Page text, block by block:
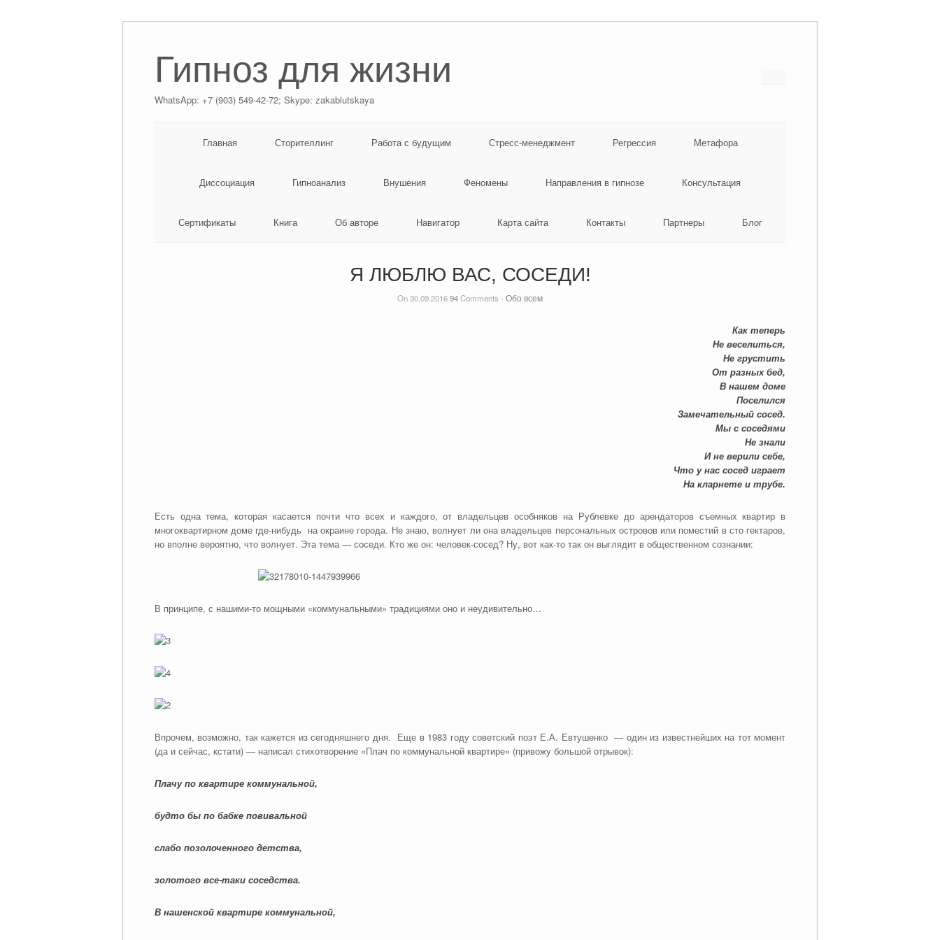
Гипноз для жизни
WhatsApp: +7 (903) 549-42-72; Skype: zakablutskaya
Главная Сторителлинг Работа с будущим Стресс-менеджмент Регрессия Метафора
Диссоциация Гипноанализ Внушения Феномены Направления в гипнозе Консультация
Сертификаты Книга Об авторе Навигатор Карта сайта Контакты Партнеры Блог
Я ЛЮБЛЮ ВАС, СОСЕДИ!
On 30.09.201694Comments - Обо всем
На кларнете и трубе.
Есть одна тема, которая касается почти что всех и каждого, от владельцев особняков на Рублевке до арендаторов съемных квартир в
многоквартирном доме где-нибудь на окраине города. Не знаю, волнует ли она владельцев персональных островов или поместий в сто гектаров,
но вполне вероятно, что волнует. Эта тема — соседи. Кто же он: человек-сосед? Ну, вот как-то так он выглядит в общественном сознании:
В принципе, с нашими-то мощными «коммунальными» традициями оно и неудивительно…
Впрочем, возможно, так кажется из сегодняшнего дня. Еще в 1983 году советский поэт Е.А. Евтушенко — один из известнейших на тот момент
(да и сейчас, кстати) — написал стихотворение «Плач по коммунальной квартире» (привожу большой отрывок):
Плачу по квартире коммунальной,
будто бы по бабке повивальной
слабо позолоченного детства,
золотого все-таки соседства.
В нашенской квартире коммунальной,